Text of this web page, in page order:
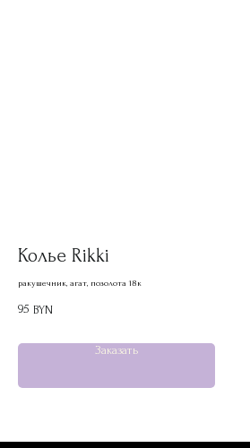
Колье Rikki
ракушечник, агат, позолота 18к
95 BYN
Заказать